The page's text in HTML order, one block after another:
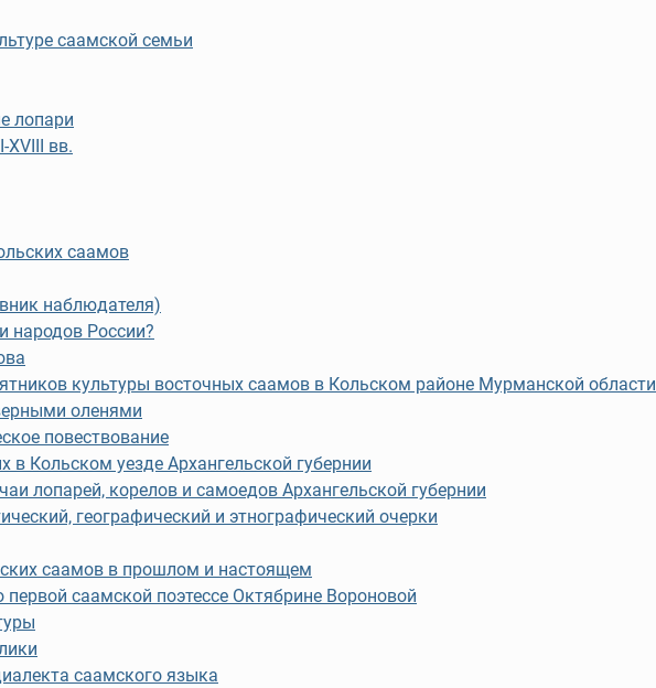
саамской семьи
лопари
XVIII вв.
саамов
наблюдателя)
народов России?
культуры восточных саамов в Кольском районе Мурманской области
оленями
повествование
в Кольском уезде Архангельской губернии
лопарей, корелов и самоедов Архангельской губернии
географический и этнографический очерки
саамов в прошлом и настоящем
первой саамской поэтессе Октябрине Вороновой
саамского языка